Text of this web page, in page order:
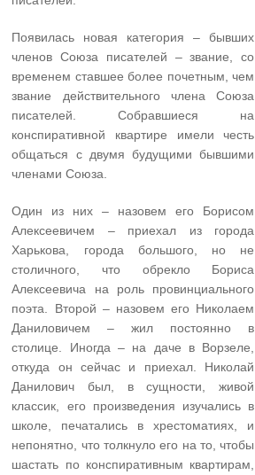
Появилась новая категория – бывших
членов Союза писателей – звание, со
временем ставшее более почетным, чем
звание действительного члена Союза
писателей. Собравшиеся на
конспиративной квартире имели честь
общаться с двумя будущими бывшими
членами Союза.
Один из них – назовем его Борисом
Алексеевичем – приехал из города
Харькова, города большого, но не
столичного, что обрекло Бориса
Алексеевича на роль провинциального
поэта. Второй – назовем его Николаем
Даниловичем – жил постоянно в
столице. Иногда – на даче в Ворзеле,
откуда он сейчас и приехал. Николай
Данилович был, в сущности, живой
классик, его произведения изучались в
школе, печатались в хрестоматиях, и
непонятно, что толкнуло его на то, чтобы
шастать по конспиративным квартирам,